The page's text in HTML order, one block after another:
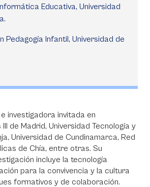
Educativa, Universidad
Pedagogía Infantil, Universidad de
investigadora invitada en
de Madrid, Universidad Tecnología y
Universidad de Cundinamarca, Red
de Chía, entre otras. Su
incluye la tecnología
para la convivencia y la cultura
formativos y de colaboración.